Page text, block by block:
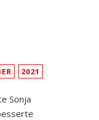
2021
Sonja